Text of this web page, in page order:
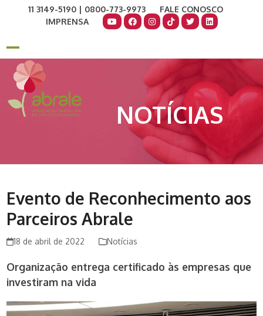
11 3149-5190 | 0800-773-9973
FALE CONOSCO
IMPRENSA
Open
mobile
menu
Close
mobile
menu
NOTÍCIAS
Evento de Reconhecimento aos
Parceiros Abrale
18 de abril de 2022 Notícias
Organização entrega certificado às empresas que
investiram na vida